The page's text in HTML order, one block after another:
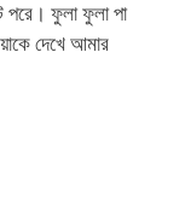
পরে। ফুলা ফুলা পা
দেখে আমার